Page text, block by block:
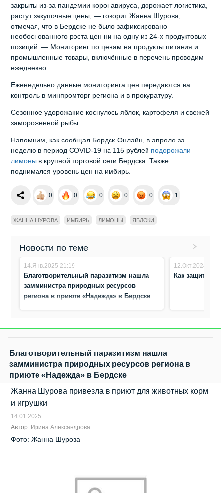
закрыты из-за пандемии коронавируса, дорожает логистика,
растут закупочные цены, — говорит Жанна Шурова,
отмечая, что в Бердске не было зафиксировано
необоснованного роста цен ни на одну из 24-х продуктовых
позиций. — Мониторинг по ценам на продукты питания и
промышленные товары, включённые в перечень проводим
ежедневно.
Еженедельно данные мониторинга цен передаются на
контроль в минпромторг региона и в прокуратуру.
Сезонное удорожание коснулось яблок, картофеля и свежей
замороженной рыбы.
Напомним, как сообщал Бердск-Онлайн, в апреле за
неделю в период COVID-19 на 115 рублей подорожали
лимоны в крупной торговой сети Бердска. Также
поднимался уровень цен на имбирь.
0 0 0 0 0 1
ЖАННА ШУРОВА ИМБИРЬ ЛИМОНЫ ЯБЛОКИ
Новости по теме
14.Янв.2025 21:19
Благотворительный паразитизм нашла
замминистра природных ресурсов
региона в приюте «Надежда» в Бердске
12.Окт.2024
Как защитить
Благотворительный паразитизм нашла
замминистра природных ресурсов региона в
приюте «Надежда» в Бердске
Жанна Шурова привезла в приют для животных корм
и игрушки
14.01.2025
Автор: Ирина Александрова
Фото: Жанна Шурова